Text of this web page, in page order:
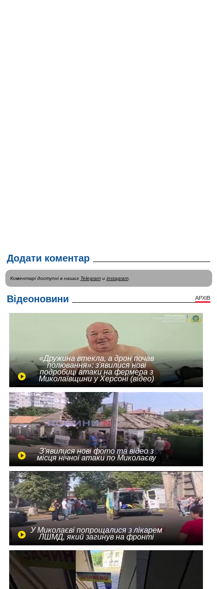
Додати коментар
Коментарі доступні в наших Telegramи instagram.
Відеоновини АРХІВ
«Дружина втекла, а дрон почав
полювання»: з'явилися нові
подробиці атаки на фермера з
Миколаївщини у Херсоні (відео)
З'явилися нові фото та відео з
місця нічної атаки по Миколаєву
У Миколаєві попрощалися з лікарем
ЛШМД, який загинув на фронті